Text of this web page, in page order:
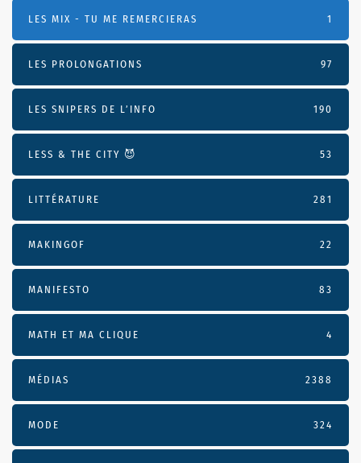
LES MIX - TU ME REMERCIERAS 1
LES PROLONGATIONS 97
LES SNIPERS DE L’INFO 190
LESS & THE CITY 😈 53
LITTÉRATURE 281
MAKINGOF 22
MANIFESTO 83
MATH ET MA CLIQUE 4
MÉDIAS 2388
MODE 324